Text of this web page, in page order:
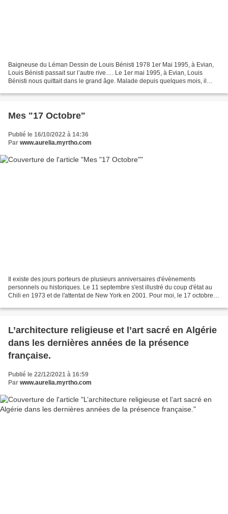
Baigneuse du Léman Dessin de Louis Bénisti 1978 1er Mai 1995, à Evian,
Louis Bénisti passait sur l’autre rive…. Le 1er mai 1995, à Evian, Louis
Bénisti nous quittait dans le grand âge. Malade depuis quelques mois, il
Mes "17 Octobre"
Publié le 16/10/2022 à 14:36
Par www.aurelia.myrtho.com
Il existe des jours porteurs de plusieurs anniversaires d'évènements
personnels ou historiques. Le 11 septembre s'est illustré du coup d'état au
Chili en 1973 et de l'attentat de New York en 2001. Pour moi, le 17 octobre a
L’architecture religieuse et l’art sacré en Algérie
dans les dernières années de la présence
française.
Publié le 22/12/2021 à 16:59
Par www.aurelia.myrtho.com